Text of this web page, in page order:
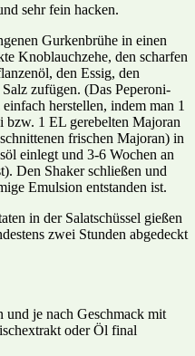
sehr fein hacken.
Gurkenbrühe in einen
Knoblauchzehe, den scharfen
den Essig, den
zufügen. (Das Peperoni-
herstellen, indem man 1
bzw. 1 EL gerebelten Majoran
frischen Majoran) in
einlegt und 3-6 Wochen an
Den Shaker schließen und
Emulsion entstanden ist.
in der Salatschüssel gießen
zwei Stunden abgedeckt
und je nach Geschmack mit
oder Öl final